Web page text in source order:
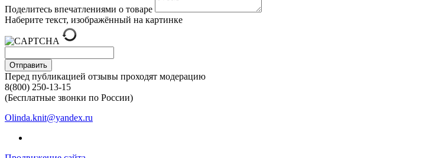
Поделитесь впечатлениями о товаре
Наберите текст, изображённый на картинке
Отправить
Перед публикацией отзывы проходят модерацию
8(800) 250-13-15
(Бесплатные звонки по России)
Olinda.knit@yandex.ru